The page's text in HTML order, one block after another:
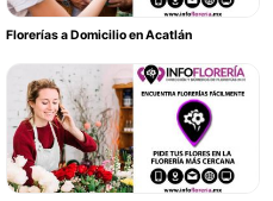
Florerías a Domicilio en Acatlán